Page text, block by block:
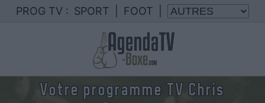
PROG TV : SPORT FOOT
Votre programme TV Chris